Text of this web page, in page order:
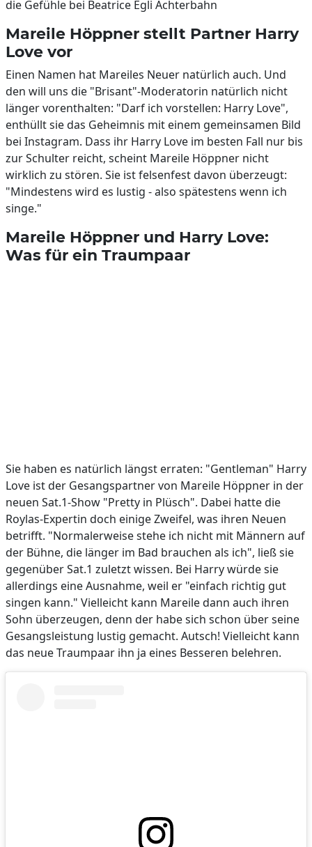
die Gefühle bei Beatrice Egli Achterbahn
Mareile Höppner stellt Partner Harry
Love vor
Einen Namen hat Mareiles Neuer natürlich auch. Und
den will uns die "Brisant"-Moderatorin natürlich nicht
länger vorenthalten: "Darf ich vorstellen: Harry Love",
enthüllt sie das Geheimnis mit einem gemeinsamen Bild
bei Instagram. Dass ihr Harry Love im besten Fall nur bis
zur Schulter reicht, scheint Mareile Höppner nicht
wirklich zu stören. Sie ist felsenfest davon überzeugt:
"Mindestens wird es lustig - also spätestens wenn ich
singe."
Mareile Höppner und Harry Love:
Was für ein Traumpaar
Sie haben es natürlich längst erraten: "Gentleman" Harry
Love ist der Gesangspartner von Mareile Höppner in der
neuen Sat.1-Show "Pretty in Plüsch". Dabei hatte die
Roylas-Expertin doch einige Zweifel, was ihren Neuen
betrifft. "Normalerweise stehe ich nicht mit Männern auf
der Bühne, die länger im Bad brauchen als ich", ließ sie
gegenüber Sat.1 zuletzt wissen. Bei Harry würde sie
allerdings eine Ausnahme, weil er "einfach richtig gut
singen kann." Vielleicht kann Mareile dann auch ihren
Sohn überzeugen, denn der habe sich schon über seine
Gesangsleistung lustig gemacht. Autsch! Vielleicht kann
das neue Traumpaar ihn ja eines Besseren belehren.